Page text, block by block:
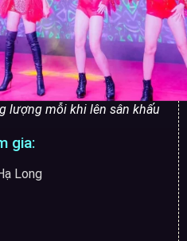
lượng mỗi khi lên sân khấu
gia:
Long